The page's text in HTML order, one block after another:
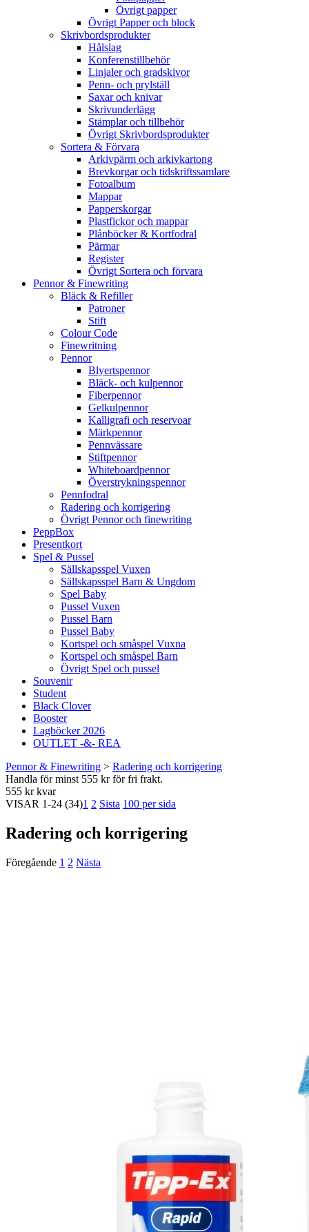
Övrigt papper
Övrigt Papper och block
Skrivbordsprodukter
Hålslag
Konferenstillbehör
Linjaler och gradskivor
Penn- och prylställ
Saxar och knivar
Skrivunderlägg
Stämplar och tillbehör
Övrigt Skrivbordsprodukter
Sortera & Förvara
Arkivpärm och arkivkartong
Brevkorgar och tidskriftssamlare
Fotoalbum
Mappar
Papperskorgar
Plastfickor och mappar
Plånböcker & Kortfodral
Pärmar
Register
Övrigt Sortera och förvara
Pennor & Finewriting
Bläck & Refiller
Patroner
Stift
Colour Code
Finewritning
Pennor
Blyertspennor
Bläck- och kulpennor
Fiberpennor
Gelkulpennor
Kalligrafi och reservoar
Märkpennor
Pennvässare
Stiftpennor
Whiteboardpennor
Överstrykningspennor
Pennfodral
Radering och korrigering
Övrigt Pennor och finewriting
PeppBox
Presentkort
Spel & Pussel
Sällskapsspel Vuxen
Sällskapsspel Barn & Ungdom
Spel Baby
Pussel Vuxen
Pussel Barn
Pussel Baby
Kortspel och småspel Vuxna
Kortspel och småspel Barn
Övrigt Spel och pussel
Souvenir
Student
Black Clover
Booster
Lagböcker 2026
OUTLET -&- REA
Pennor & Finewriting > Radering och korrigering
Handla för minst 555 kr för fri frakt.
555 kr kvar
VISAR 1-24 (34)1 2 Sista 100 per sida
Radering och korrigering
Föregående 1 2 Nästa